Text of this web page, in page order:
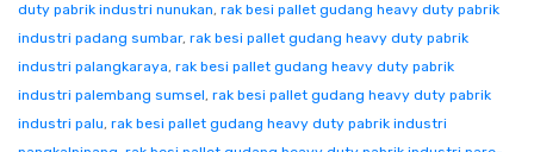
duty pabrik industri nunukan, rak besi pallet gudang heavy duty pabrik
industri padang sumbar, rak besi pallet gudang heavy duty pabrik
industri palangkaraya, rak besi pallet gudang heavy duty pabrik
industri palembang sumsel, rak besi pallet gudang heavy duty pabrik
industri palu, rak besi pallet gudang heavy duty pabrik industri